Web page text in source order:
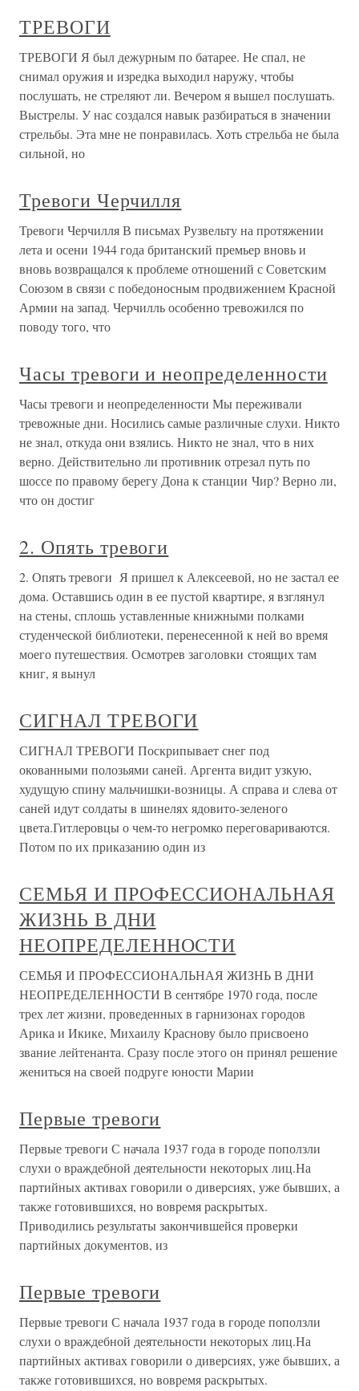
ТРЕВОГИ
ТРЕВОГИ Я был дежурным по батарее. Не спал, не
снимал оружия и изредка выходил наружу, чтобы
послушать, не стреляют ли. Вечером я вышел послушать.
Выстрелы. У нас создался навык разбираться в значении
стрельбы. Эта мне не понравилась. Хоть стрельба не была
сильной, но
Тревоги Черчилля
Тревоги Черчилля В письмах Рузвельту на протяжении
лета и осени 1944 года британский премьер вновь и
вновь возвращался к проблеме отношений с Советским
Союзом в связи с победоносным продвижением Красной
Армии на запад. Черчилль особенно тревожился по
поводу того, что
Часы тревоги и неопределенности
Часы тревоги и неопределенности Мы переживали
тревожные дни. Носились самые различные слухи. Никто
не знал, откуда они взялись. Никто не знал, что в них
верно. Действительно ли противник отрезал путь по
шоссе по правому берегу Дона к станции Чир? Верно ли,
что он достиг
2. Опять тревоги
2. Опять тревоги Я пришел к Алексеевой, но не застал ее
дома. Оставшись один в ее пустой квартире, я взглянул
на стены, сплошь уставленные книжными полками
студенческой библиотеки, перенесенной к ней во время
моего путешествия. Осмотрев заголовки стоящих там
книг, я вынул
СИГНАЛ ТРЕВОГИ
СИГНАЛ ТРЕВОГИ Поскрипывает снег под
окованными полозьями саней. Аргента видит узкую,
худущую спину мальчишки-возницы. А справа и слева от
саней идут солдаты в шинелях ядовито-зеленого
цвета.Гитлеровцы о чем-то негромко переговариваются.
Потом по их приказанию один из
СЕМЬЯ И ПРОФЕССИОНАЛЬНАЯ
ЖИЗНЬ В ДНИ
НЕОПРЕДЕЛЕННОСТИ
СЕМЬЯ И ПРОФЕССИОНАЛЬНАЯ ЖИЗНЬ В ДНИ
НЕОПРЕДЕЛЕННОСТИ В сентябре 1970 года, после
трех лет жизни, проведенных в гарнизонах городов
Арика и Икике, Михаилу Краснову было присвоено
звание лейтенанта. Сразу после этого он принял решение
жениться на своей подруге юности Марии
Первые тревоги
Первые тревоги С начала 1937 года в городе поползли
слухи о враждебной деятельности некоторых лиц.На
партийных активах говорили о диверсиях, уже бывших, а
также готовившихся, но вовремя раскрытых.
Приводились результаты закончившейся проверки
партийных документов, из
Первые тревоги
Первые тревоги С начала 1937 года в городе поползли
слухи о враждебной деятельности некоторых лиц.На
партийных активах говорили о диверсиях, уже бывших, а
также готовившихся, но вовремя раскрытых.